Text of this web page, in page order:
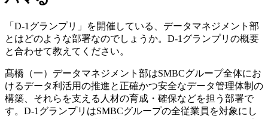
「D-1グランプリ」を開催している、データマネジメント部
とはどのような部署なのでしょうか。D-1グランプリの概要
と合わせて教えてください。
髙橋（一） データマネジメント部はSMBCグループ全体にお
けるデータ利活用の推進と正確かつ安全なデータ管理体制の
構築、それらを支える人材の育成・確保などを担う部署で
す。D-1グランプリはSMBCグループの全従業員を対象にし